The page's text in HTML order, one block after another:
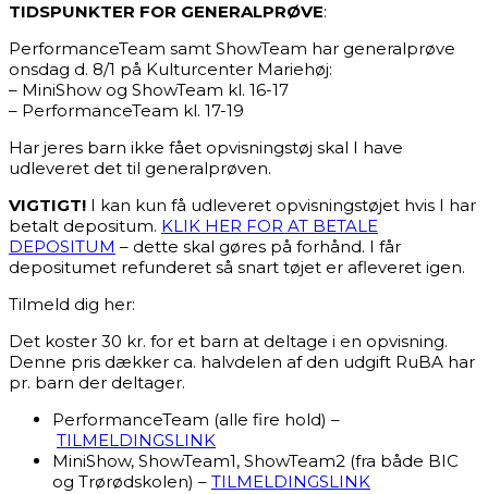
TIDSPUNKTER FOR GENERALPRØVE:
PerformanceTeam samt ShowTeam har generalprøve
onsdag d. 8/1 på Kulturcenter Mariehøj:
– MiniShow og ShowTeam kl. 16-17
– PerformanceTeam kl. 17-19
Har jeres barn ikke fået opvisningstøj skal I have
udleveret det til generalprøven.
VIGTIGT! I kan kun få udleveret opvisningstøjet hvis I har
betalt depositum. KLIK HER FOR AT BETALE
DEPOSITUM – dette skal gøres på forhånd. I får
depositumet refunderet så snart tøjet er afleveret igen.
Tilmeld dig her:
Det koster 30 kr. for et barn at deltage i en opvisning.
Denne pris dækker ca. halvdelen af den udgift RuBA har
pr. barn der deltager.
PerformanceTeam (alle fire hold) –
TILMELDINGSLINK
MiniShow, ShowTeam1, ShowTeam2 (fra både BIC
og Trørødskolen) – TILMELDINGSLINK